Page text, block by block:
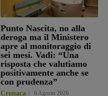
Punto Nascita, no alla
deroga ma il Ministero
apre al monitoraggio di
sei mesi. Vadi: “Una
risposta che valutiamo
positivamente anche se
con prudenza”
Cronaca 6 Agosto 2026